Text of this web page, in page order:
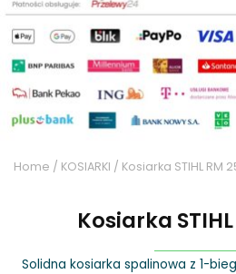
Home / KOSIARKI / Kosiarka STIHL RM
Kosiarka
Solidna kosiarka spalinowa z 1-